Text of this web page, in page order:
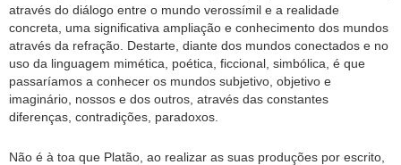
através do diálogo entre o mundo verossímil e a realidade
concreta, uma significativa ampliação e conhecimento dos mundos
através da refração. Destarte, diante dos mundos conectados e no
uso da linguagem mimética, poética, ficcional, simbólica, é que
passaríamos a conhecer os mundos subjetivo, objetivo e
imaginário, nossos e dos outros, através das constantes
diferenças, contradições, paradoxos.
Não é à toa que Platão, ao realizar as suas produções por escrito,